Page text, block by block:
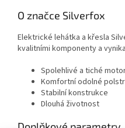
O značce Silverfox
Elektrické lehátka a křesla
kvalitními komponenty a
Spolehlivé a tiché
Komfortní odolné
Stabilní konstrukce
Dlouhá životnost